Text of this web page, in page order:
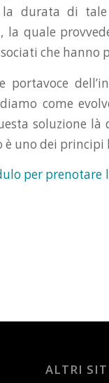
durata di
la quale
che hanno
portavoce
come
soluzione là
uno dei principi
per prenotare
ALTRI